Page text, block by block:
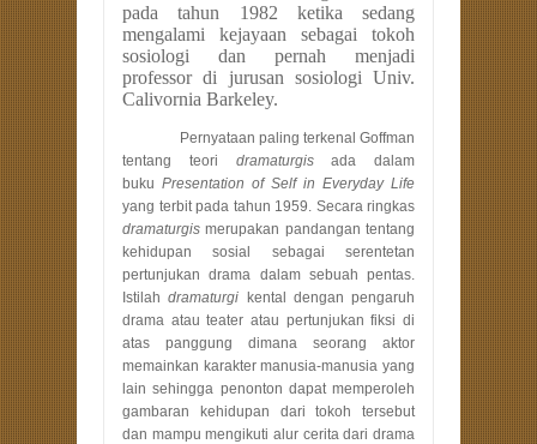
pada tahun 1982 ketika sedang
mengalami kejayaan sebagai tokoh
sosiologi dan pernah menjadi
professor di jurusan sosiologi Univ.
Calivornia Barkeley.
Pernyataan paling terkenal Goffman
tentang teori dramaturgisada dalam
buku Presentation of Self in Everyday Life
yang terbit pada tahun 1959. Secara ringkas
dramaturgis merupakan pandangan tentang
kehidupan sosial sebagai serentetan
pertunjukan drama dalam sebuah pentas.
Istilahdramaturgi kental dengan pengaruh
drama atau teater atau pertunjukan fiksi di
atas panggung dimana seorang aktor
memainkan karakter manusia-manusia yang
lain sehingga penonton dapat memperoleh
gambaran kehidupan dari tokoh tersebut
dan mampu mengikuti alur cerita dari drama